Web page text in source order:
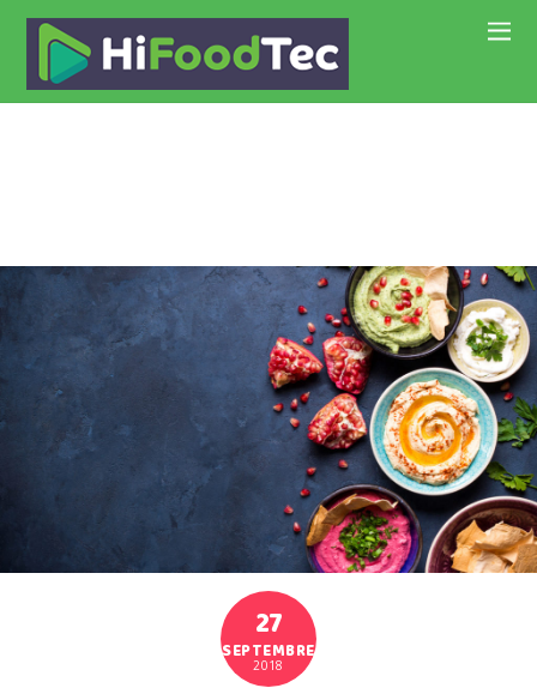
27
SEPTEMBRE
2018